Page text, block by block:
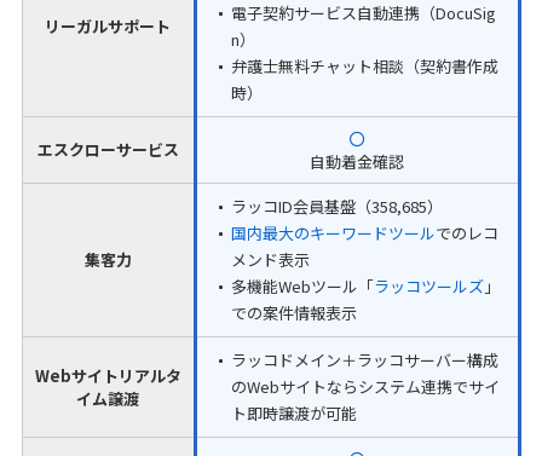
リーガルサポート
電子契約サービス自動連携（DocuSig
n）
弁護士無料チャット相談（契約書作成
時）
エスクローサービス
自動着金確認
集客力
ラッコID会員基盤（358,685）
国内最大のキーワードツールでのレコ
メンド表示
多機能Webツール「ラッコツールズ」
での案件情報表示
Webサイトリアルタ
イム譲渡
ラッコドメイン＋ラッコサーバー構成
のWebサイトならシステム連携でサイ
ト即時譲渡が可能